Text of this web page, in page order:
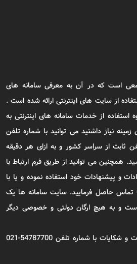
است که در آن به معرفی سامانه های
از سایت های اینترنتی ارائه شده است .
استفاده از خدمات سامانه های اینترنتی به
نیاز داشتید می توانید با شماره تلفن
با تلفن ثابت از سراسر کشور و به ازای هر دقیقه
باشید. همچنین می توانید از طریق فرم ارتباط با
و پیشنهادات خود استفاده نموده و یا با
شماره تلفن 54787700-021 تماس حاصل فرمایید. سایت سامانه ها یک
و به هیچ ارگان دولتی و خصوصی دیگر
جهت ارئه انتقادات، پیشنهادات و شکایات با شماره تلفن 54787700-021